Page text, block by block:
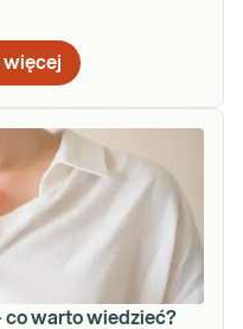
więcej
co warto wiedzieć?